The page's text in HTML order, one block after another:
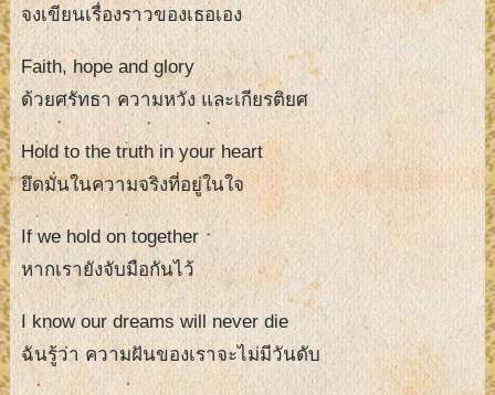
จงเขียนเรื่องราวของเธอเอง
Faith, hope and glory
ด้วยศรัทธา ความหวัง และเกียรติยศ
Hold to the truth in your heart
ยึดมั่นในความจริงที่อยู่ในใจ
If we hold on together
หากเรายังจับมือกันไว้
I know our dreams will never die
ฉันรู้ว่า ความฝันของเราจะไม่มีวันดับ